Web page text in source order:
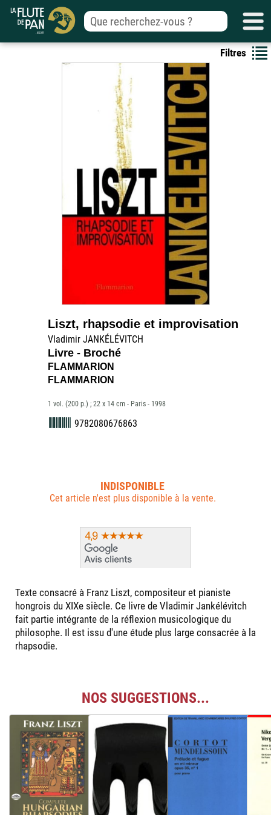
Filtres
Liszt, rhapsodie et improvisation
Vladimir JANKÉLÉVITCH
Livre - Broché
FLAMMARION
FLAMMARION
1 vol. (200 p.) ; 22 x 14 cm - Paris - 1998
9782080676863
INDISPONIBLE
Cet article n'est plus disponible à la vente.
Texte consacré à Franz Liszt, compositeur et pianiste
hongrois du XIXe siècle. Ce livre de Vladimir Jankélévitch
fait partie intégrante de la réflexion musicologique du
philosophe. Il est issu d'une étude plus large consacrée à la
rhapsodie.
NOS SUGGESTIONS...